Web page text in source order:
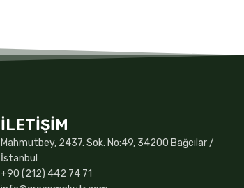
İLETİŞİM
Mahmutbey, 2437. Sok. No:49, 34200 Bağcılar /
İstanbul
+90 (212) 442 74 71